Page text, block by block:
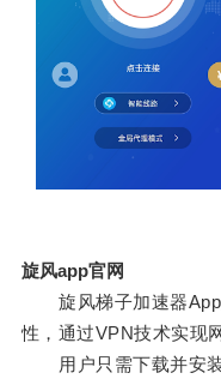
旋风app官网
旋风梯子加速器App
性，通过VPN技术实现
用户只需下载并安装